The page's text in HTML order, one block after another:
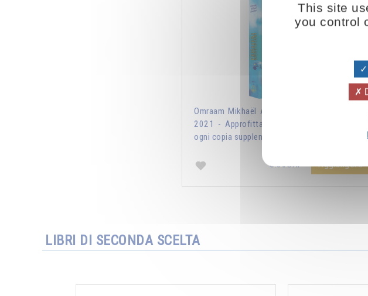
Omraam Mikhaël Aïvanhov Pensieri Quotidiani
2021 - Approfitta dello sconto di 2 CHF per
ogni copia supplementare aggiunta all'ordine !
5.00CHF Aggiungere
LIBRI DI SECONDA SCELTA
This site
you control